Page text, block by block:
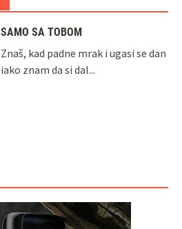
SAMO SA TOBOM
Znaš, kad padne mrak i ugasi se dan
iako znam da si dal...